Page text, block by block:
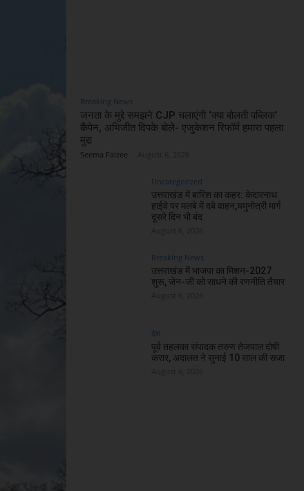
Breaking News
जनता के मुद्दे समझने CJP चलाएंगी ‘क्या बोलती पब्लिक’
कैंपेन, अभिजीत दिपके बोले- एजुकेशन रिफॉर्म हमारा पहला
मुद्दा
Seema Faizee
Uncategorized
उत्तराखंड में बारिश का कहर: केदारनाथ
हाईवे पर मलबे में दबे वाहन,यमुनोत्री मार्ग
दूसरे दिन भी बंद
Breaking News
उत्तराखंड में भाजपा का मिशन-2027
शुरू, जेन-जी को साधने की रणनीति तैयार
देश
पूर्व तहलका संपादक तरुण तेजपाल दोषी
करार, अदालत ने सुनाई 10 साल की सजा